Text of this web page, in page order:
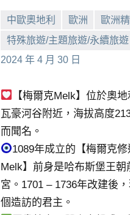
中歐奧地利 歐洲
歐洲
特殊旅遊/主題旅遊/永續旅遊
2024 年 4 月 30 日
小
芳
No
comments
【梅爾克Melk】位於奧
瓦豪河谷附近，海拔高度
而聞名。
1089年成立的【梅爾克
Melk】前身是哈布斯堡王
宮。1701 – 1736年改建後
個造訪的君主。